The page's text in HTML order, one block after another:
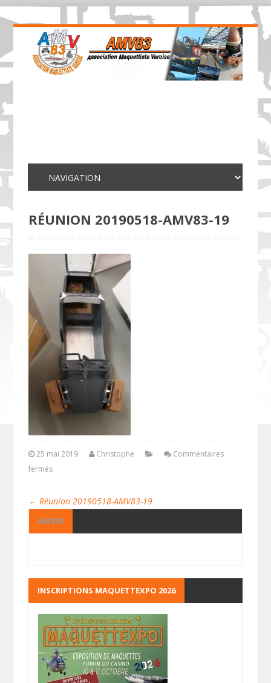
RÉUNION 20190518-AMV83-19
25 mai 2019 Christophe
Commentaires
fermés
← Réunion 20190518-AMV83-19
AMV83
INSCRIPTIONS MAQUETTEXPO 2026